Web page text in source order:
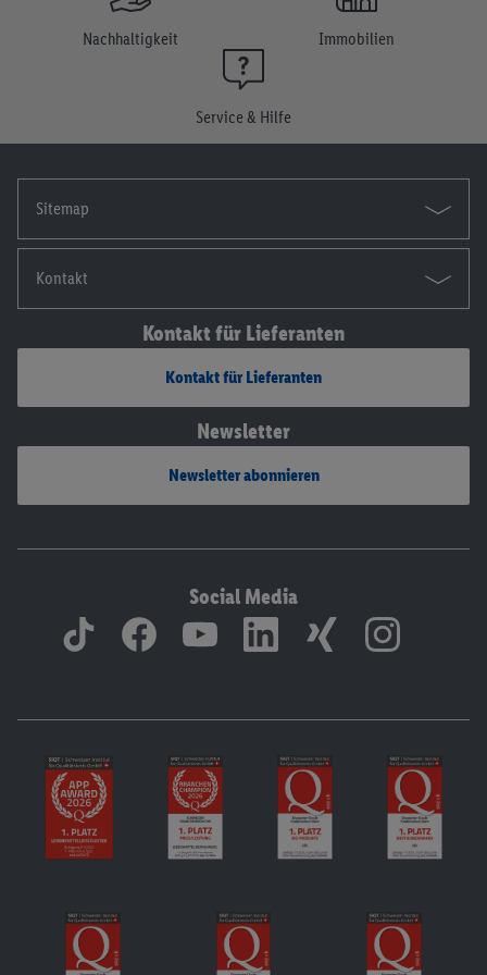
Nachhaltigkeit Immobilien
Service & Hilfe
Sitemap
Kontakt
Kontakt für Lieferanten
Kontakt für Lieferanten
Newsletter
Newsletter abonnieren
Social Media
Die Impressen findest du hier.